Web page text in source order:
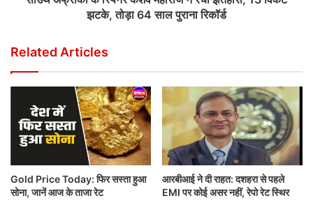
झटके, तोड़ा 64 साल पुराना रिकॉर्ड
Related Articles
Gold Price Today: फिर सस्ता हुआ
सोना, जानें आज के ताजा रेट
आरबीआई ने दी राहत: दशहरा से पहले
EMI पर कोई असर नहीं, रेपो रेट स्थिर